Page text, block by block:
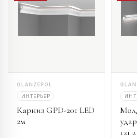
GLANZEPOL
ИНТЕРЬЕР
Карниз GPD-201 LED
2м
121